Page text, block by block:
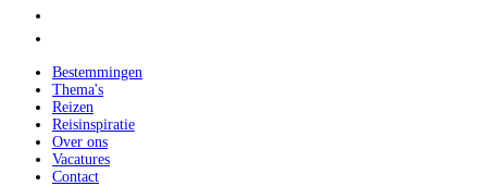
Bestemmingen
Thema's
Reizen
Reisinspiratie
Over ons
Vacatures
Contact